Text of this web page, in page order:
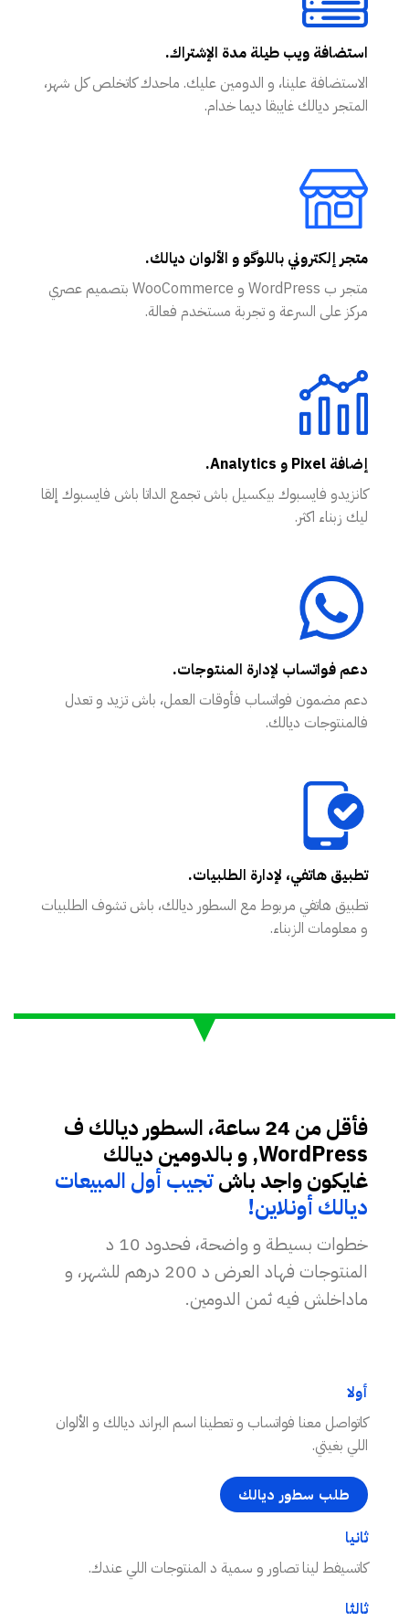
استضافة ويب طيلة مدة الإشتراك.
الاستضافة علينا، و الدومين عليك. ماحدك كاتخلص كل شهر،
المتجر ديالك غايبقا ديما خدام.
متجر إلكتروني باللوگو و الألوان ديالك.
متجر ب WordPress و WooCommerce بتصميم عصري
مركز على السرعة و تجربة مستخدم فعالة.
إضافة Pixel و Analytics.
كانزيدو فايسبوك بيكسيل باش تجمع الداتا باش فايسبوك إلقا
ليك زبناء اكثر.
دعم فواتساب لإدارة المنتوجات.
دعم مضمون فواتساب فأوقات العمل، باش تزيد و تعدل
فالمنتوجات ديالك.
تطبيق هاتفي، لإدارة الطلبيات.
تطبيق هاتفي مربوط مع السطور ديالك، باش تشوف الطلبيات
و معلومات الزبناء.
فأقل من 24 ساعة، السطور ديالك ف
WordPress, و بالدومين ديالك
غايكون واجد باشتجيب أول المبيعات
ديالك أونلاين!
خطوات بسيطة و واضحة، فحدود 10 د
المنتوجات فهاد العرض د 200 درهم للشهر، و
ماداخلش فيه ثمن الدومين.
أولا
كاتواصل معنا فواتساب و تعطينا اسم البراند ديالك و الألوان
اللي بغيتي.
طلب سطور ديالك
ثانيا
كاتسيفط لينا تصاور و سمية د المنتوجات اللي عندك.
ثالثا